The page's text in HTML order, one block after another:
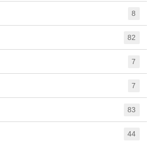
8
82
7
7
83
44